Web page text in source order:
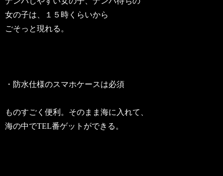
女の子は、１５時くらいから
ごそっと現れる。
・防水仕様のスマホケースは必須
ものすごく便利。そのまま海に入れて、
海の中でTEL番ゲットができる。